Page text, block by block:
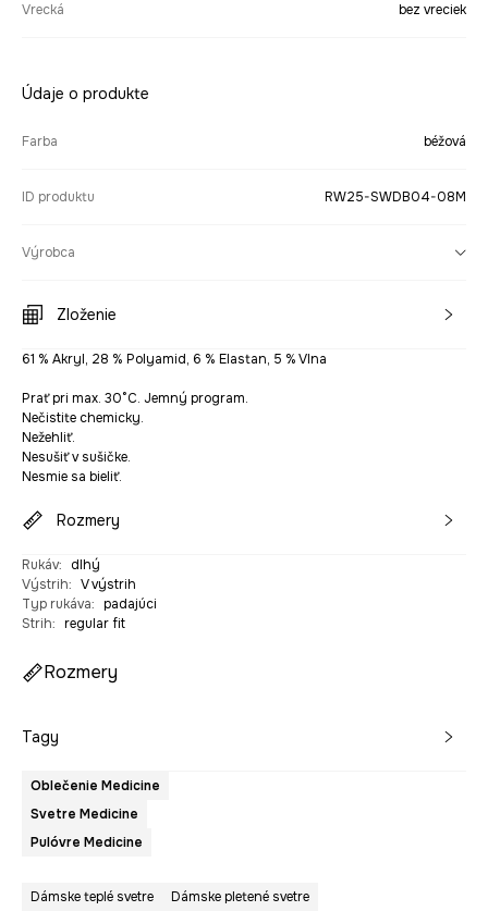
Vrecká bez vreciek
Údaje o produkte
Farba béžová
ID produktu RW25-SWDB04-08M
Výrobca
Zloženie
61 % Akryl, 28 % Polyamid, 6 % Elastan, 5 % Vlna
Prať pri max. 30°C. Jemný program.
Nečistite chemicky.
Nežehliť.
Nesušiť v sušičke.
Nesmie sa bieliť.
Rozmery
Rukáv:
dlhý
Výstrih: V výstrih
Typ rukáva: padajúci
Strih: regular fit
Rozmery
Tagy
Oblečenie Medicine
Svetre Medicine
Pulóvre Medicine
Dámske teplé svetre Dámske pletené svetre